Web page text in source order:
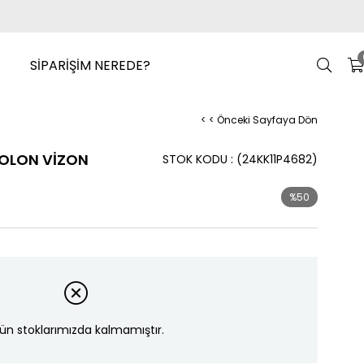
SİPARİŞİM NEREDE?
< < Önceki Sayfaya Dön
VİZON (24KK11P4682)
STOK KODU
%50
stoklarımızda kalmamıştır.